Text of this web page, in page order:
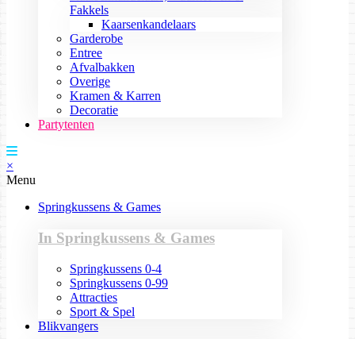
Fakkels
Kaarsenkandelaars
Garderobe
Entree
Afvalbakken
Overige
Kramen & Karren
Decoratie
Partytenten
×
Menu
Springkussens & Games
In Springkussens & Games
Springkussens 0-4
Springkussens 0-99
Attracties
Sport & Spel
Blikvangers